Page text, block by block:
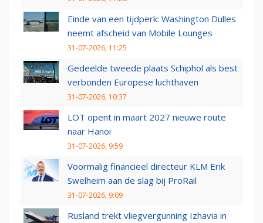
Einde van een tijdperk: Washington Dulles
neemt afscheid van Mobile Lounges
31-07-2026, 11:25
Gedeelde tweede plaats Schiphol als best
verbonden Europese luchthaven
31-07-2026, 10:37
LOT opent in maart 2027 nieuwe route
naar Hanoi
31-07-2026, 9:59
Voormalig financieel directeur KLM Erik
Swelheim aan de slag bij ProRail
31-07-2026, 9:09
Rusland trekt vliegvergunning Izhavia in